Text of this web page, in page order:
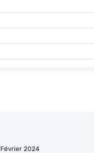
Février 2024